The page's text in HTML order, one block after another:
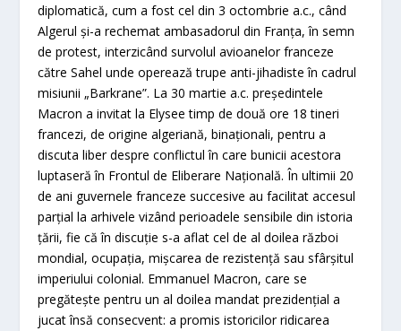
diplomatică, cum a fost cel din 3 octombrie a.c., când
Algerul şi-a rechemat ambasadorul din Franţa, în semn
de protest, interzicând survolul avioanelor franceze
către Sahel unde operează trupe anti-jihadiste în cadrul
misiunii „Barkrane”. La 30 martie a.c. preşedintele
Macron a invitat la Elysee timp de două ore 18 tineri
francezi, de origine algeriană, binaţionali, pentru a
discuta liber despre conflictul în care bunicii acestora
luptaseră în Frontul de Eliberare Naţională. În ultimii 20
de ani guvernele franceze succesive au facilitat accesul
parţial la arhivele vizând perioadele sensibile din istoria
ţării, fie că în discuţie s-a aflat cel de al doilea război
mondial, ocupaţia, mişcarea de rezistenţă sau sfârşitul
imperiului colonial. Emmanuel Macron, care se
pregăteşte pentru un al doilea mandat prezidenţial a
jucat însă consecvent: a promis istoricilor ridicarea